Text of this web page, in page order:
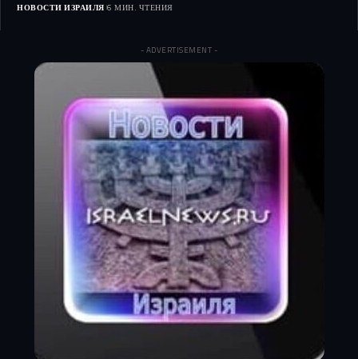
НОВОСТИ ИЗРАИЛЯ 6 МИН. ЧТЕНИЯ
- ADVERTISEMENT -